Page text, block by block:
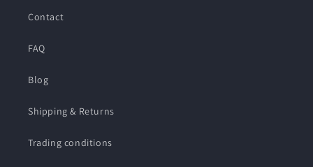
Contact
FAQ
Blog
Shipping & Returns
Trading conditions